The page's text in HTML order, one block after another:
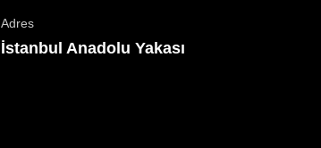
Adres
İstanbul Anadolu Yakası